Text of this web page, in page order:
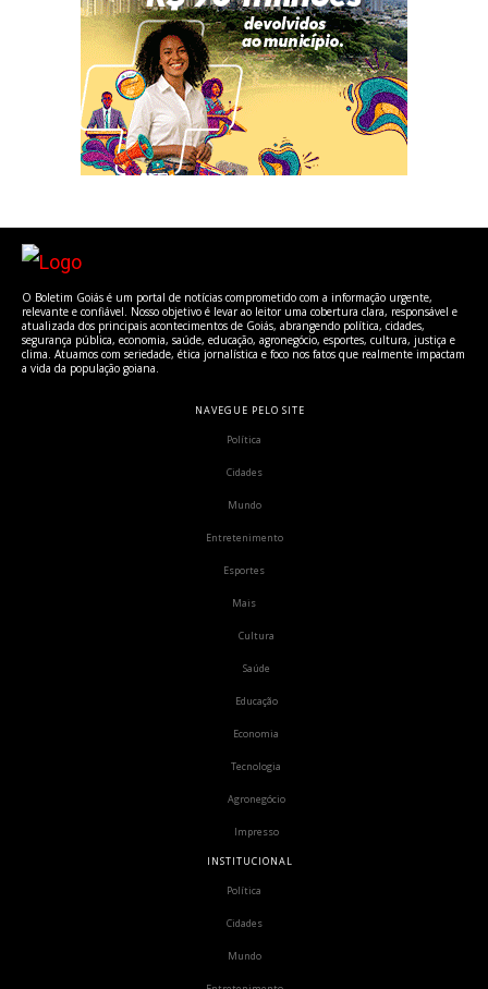
O Boletim Goiás é um portal de notícias comprometido com a informação urgente,
relevante e confiável. Nosso objetivo é levar ao leitor uma cobertura clara, responsável e
atualizada dos principais acontecimentos de Goiás, abrangendo política, cidades,
segurança pública, economia, saúde, educação, agronegócio, esportes, cultura, justiça e
clima. Atuamos com seriedade, ética jornalística e foco nos fatos que realmente impactam
a vida da população goiana.
NAVEGUE PELO SITE
Política
Cidades
Mundo
Entretenimento
Esportes
Mais
Cultura
Saúde
Educação
Economia
Tecnologia
Agronegócio
Impresso
INSTITUCIONAL
Política
Cidades
Mundo